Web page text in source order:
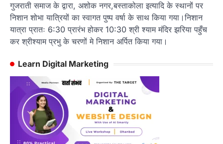
गुजराती समाज के द्वारा, अशोक नगर,बस्ताकोला इत्यादि के स्थानों पर
निशान शोभा यात्रियों का स्वागत पुष्प वर्षा के साथ किया गया।निशान
यात्रा प्रातः 6:30 प्रारंभ होकर 10:30 श्री श्याम मंदिर झरिया पहुँच
कर श्रीश्याम प्रभु के चरणों मे निशान अर्पित किया गया।
Learn Digital Marketing